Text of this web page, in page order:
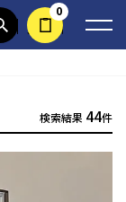
検索
見積依頼する
0
検索結果 44件